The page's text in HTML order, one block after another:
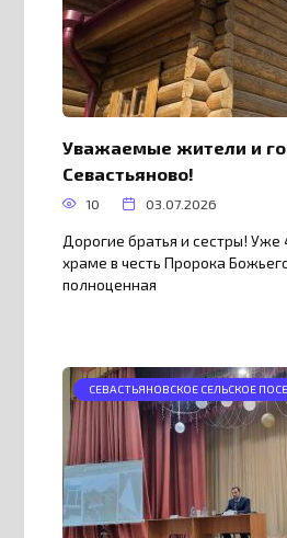
Уважаемые жители и
Севастьяново!
10 03.07.2026
Дорогие братья и сестры! Уже
храме в честь Пророка
полноценная
СЕВАСТЬЯНОВСКОЕ СЕЛЬСКОЕ